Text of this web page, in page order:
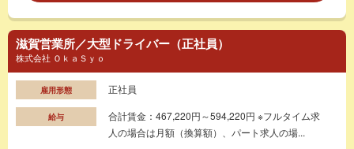
滋賀営業所／大型ドライバー（正社員）
株式会社 ＯｋａＳｙｏ
雇用形態 正社員
給与
合計賃金：467,220円～594,220円 ※フルタイム求
人の場合は月額（換算額）、パート求人の場...